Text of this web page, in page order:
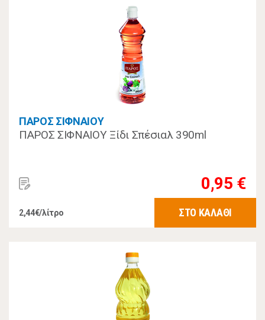
ΠΑΡΟΣ ΣΙΦΝΑΙΟΥ
ΠΑΡΟΣ ΣΙΦΝΑΙΟΥ Ξίδι Σπέσιαλ 390ml
0,95 €
2,44€/λίτρο ΣΤΟ ΚΑΛΑΘΙ